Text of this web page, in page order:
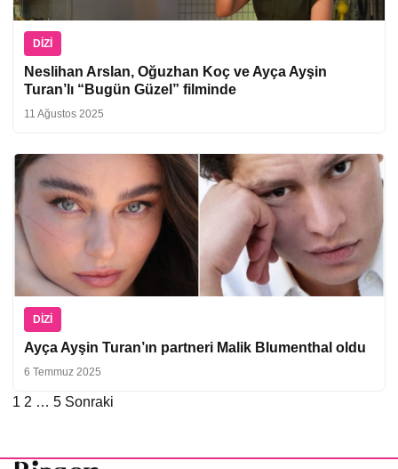
DIZI
Neslihan Arslan, Oğuzhan Koç ve Ayça Ayşin
Turan’lı “Bugün Güzel” filminde
11 Ağustos 2025
DIZI
Ayça Ayşin Turan’ın partneri Malik Blumenthal oldu
6 Temmuz 2025
Yazı
1 2 … 5 Sonraki